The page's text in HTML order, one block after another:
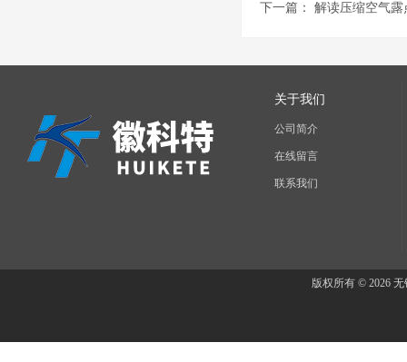
下一篇： 解读压缩空气
关于我们
公司简介
在线留言
联系我们
版权所有 © 2026